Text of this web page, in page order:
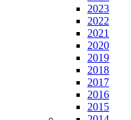
2023
2022
2021
2020
2019
2018
2017
2016
2015